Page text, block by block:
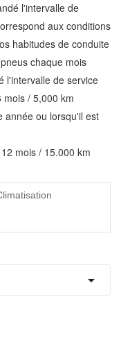
l'intervalle de
aux conditions
habitudes de conduite
chaque mois
l'intervalle de service
/ 5,000 km
année ou lorsqu'il est
mois / 15.000 km
